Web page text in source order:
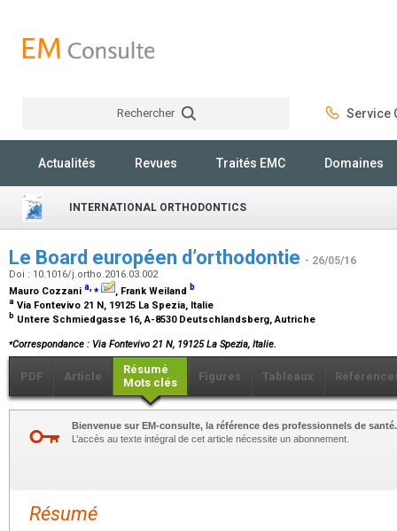
Rechercher Service
Actualités Revues Traités EMC Domaines
INTERNATIONAL ORTHODONTICS
Le Board européen d’orthodontie - 26/05/16
Doi : 10.1016/j.ortho.2016.03.002
Mauro Cozzani a,⁎ , Frank Weiland b
a Via Fontevivo 21 N, 19125 La Spezia, Italie
b Untere Schmiedgasse 16, A-8530 Deutschlandsberg, Autriche
⁎Correspondance : Via Fontevivo 21 N, 19125 La Spezia, Italie.
PDF Article
Résumé
Mots clés
Figures Tableaux
Bienvenue sur EM-consulte, la référence des professionnels de santé.
L’accès au texte intégral de cet article nécessite un abonnement.
Résumé